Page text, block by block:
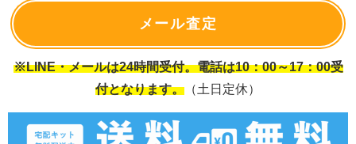
メール査定
※LINE・メールは24時間受付。電話は10：00～17：00受
付となります。 （土日定休）